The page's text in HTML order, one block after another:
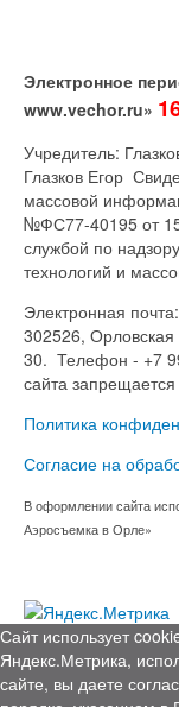
Электронное
www.vechor.ru»
Учредитель:
Глазков Егор
массовой
№ФС77-40195 от
службой по
технологий и
Электронная
302526,
30. Телефон - +7
сайта
Политика
Согласие на
В оформлении сайта
Аэросъемка в Орле»
Сайт использует
Яндекс.Метрика,
сайте, вы даете